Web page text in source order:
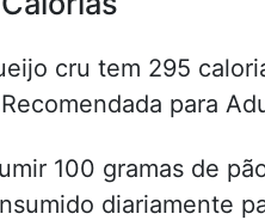
cru tem 295
para
100 gramas de
diariamente